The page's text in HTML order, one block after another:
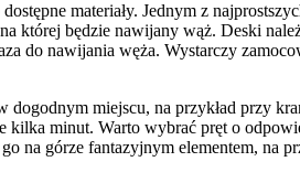
materiały. Jednym z
której będzie nawijany wąż. Deski
do nawijania węża. Wystarczy
miejscu, na przykład przy
kilka minut. Warto wybrać pręt o
na górze fantazyjnym elementem, na